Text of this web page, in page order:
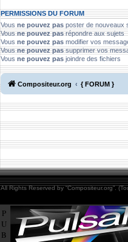
PERMISSIONS DU FORUM
Vous ne pouvez pas poster de nouveaux
Vousne pouvez pasrépondre aux sujets
Vous ne pouvez pas modifier vos
Vousne pouvez passupprimer vos
Vous ne pouvez pas joindre des fichiers
Compositeur.org { FORUM }
All Rights Reserved by “Compositeur.org”.
P
U
B